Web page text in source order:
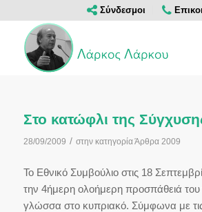
Σύνδεσμοι
Στο κατώφλι της
28/09/2009 / στην κατηγορίαΆρθρα 2009
Το Εθνικό Συμβούλιο στις 18
την 4ήμερη ολοήμερη προσπάθειά του
γλώσσα στο κυπριακό. Σύμφωνα με